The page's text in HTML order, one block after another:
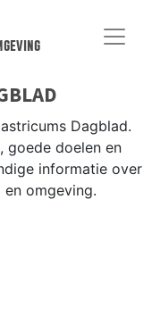
Dagblad.
goede doelen en
informatie over
omgeving.